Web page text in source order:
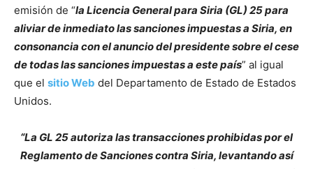
emisión de “la Licencia General para Siria (GL) 25 para
aliviar de inmediato las sanciones impuestas a Siria, en
consonancia con el anuncio del presidente sobre el cese
de todas las sanciones impuestas a este país” al igual
que el sitio Web del Departamento de Estado de Estados
Unidos.
“La GL 25 autoriza las transacciones prohibidas por el
Reglamento de Sanciones contra Siria, levantando así